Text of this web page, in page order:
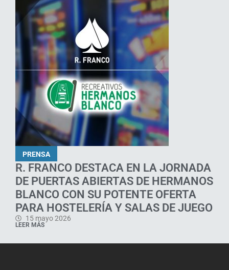
PRENSA
R. FRANCO DESTACA EN LA JORNADA
DE PUERTAS ABIERTAS DE HERMANOS
BLANCO CON SU POTENTE OFERTA
PARA HOSTELERÍA Y SALAS DE JUEGO
15 mayo 2026
LEER MÁS